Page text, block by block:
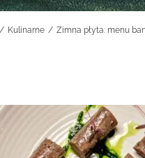
Kulinarne Zimna płyta: menu